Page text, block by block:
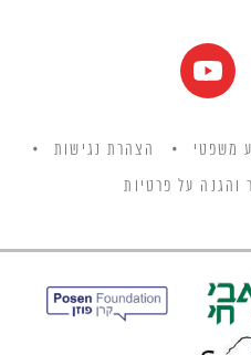
משפטי הצהרת נגישות
והגנה על פרטיות